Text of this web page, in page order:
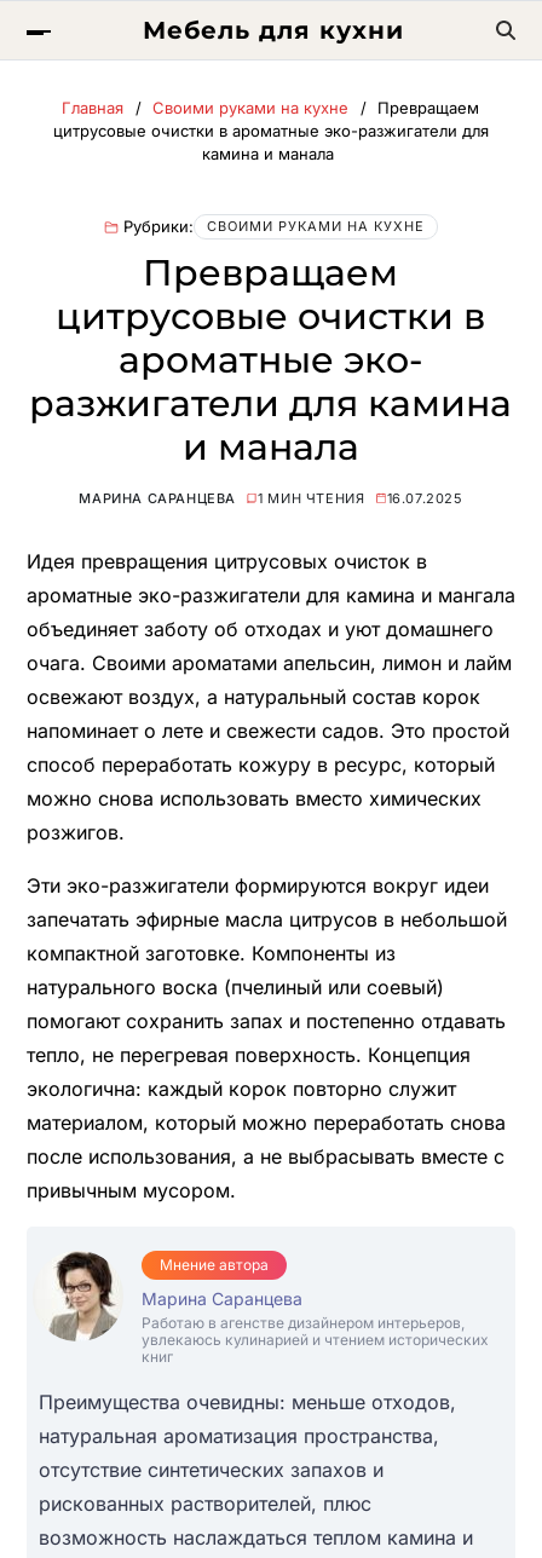
Мебель для кухни
Главная Своими руками на кухне
Превращаем
цитрусовые очистки в ароматные эко-разжигатели для
камина и манала
Рубрики: СВОИМИ РУКАМИ НА КУХНЕ
Превращаем
цитрусовые очистки в
ароматные эко-
разжигатели для камина
и манала
МАРИНА САРАНЦЕВА 1 МИН ЧТЕНИЯ 16.07.2025
Идея превращения цитрусовых очисток в
ароматные эко-разжигатели для камина и мангала
объединяет заботу об отходах и уют домашнего
очага. Своими ароматами апельсин, лимон и лайм
освежают воздух, а натуральный состав корок
напоминает о лете и свежести садов. Это простой
способ переработать кожуру в ресурс, который
можно снова использовать вместо химических
розжигов.
Эти эко-разжигатели формируются вокруг идеи
запечатать эфирные масла цитрусов в небольшой
компактной заготовке. Компоненты из
натурального воска (пчелиный или соевый)
помогают сохранить запах и постепенно отдавать
тепло, не перегревая поверхность. Концепция
экологична: каждый корок повторно служит
материалом, который можно переработать снова
после использования, а не выбрасывать вместе с
привычным мусором.
Мнение автора
Марина Саранцева
Работаю в агенстве дизайнером интерьеров,
увлекаюсь кулинарией и чтением исторических
книг
Преимущества очевидны: меньше отходов,
натуральная ароматизация пространства,
отсутствие синтетических запахов и
рискованных растворителей, плюс
возможность наслаждаться теплом камина и